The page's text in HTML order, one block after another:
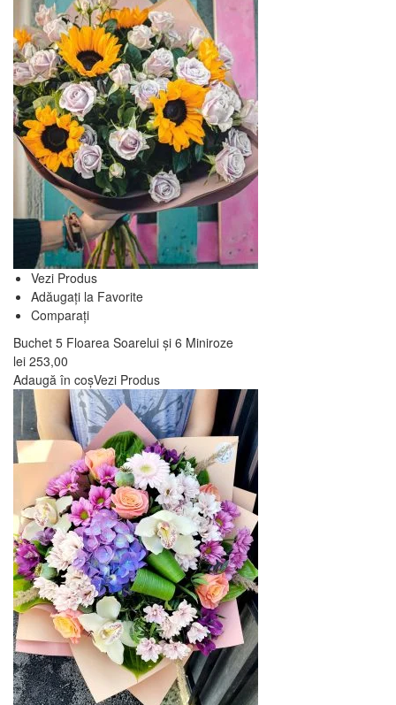
Vezi Produs
Adăugați la Favorite
Comparați
Buchet 5 Floarea Soarelui și 6 Miniroze
lei 253,00
Adaugă în coșVezi Produs